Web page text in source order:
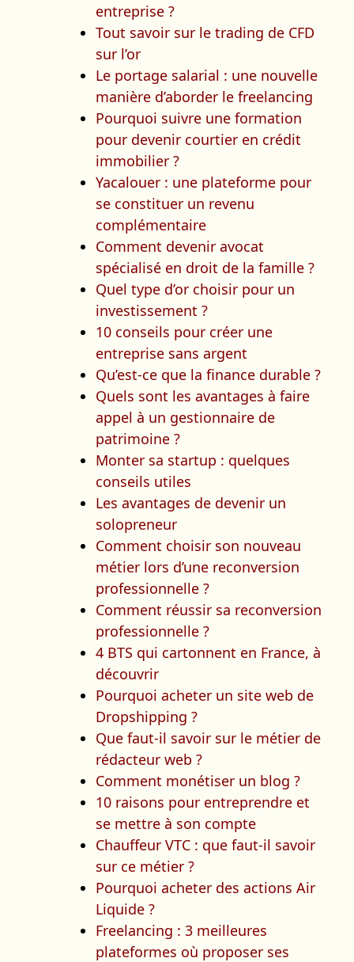
entreprise ?
Tout savoir sur le trading de CFD
sur l’or
Le portage salarial : une nouvelle
manière d’aborder le freelancing
Pourquoi suivre une formation
pour devenir courtier en crédit
immobilier ?
Yacalouer : une plateforme pour
se constituer un revenu
complémentaire
Comment devenir avocat
spécialisé en droit de la famille ?
Quel type d’or choisir pour un
investissement ?
10 conseils pour créer une
entreprise sans argent
Qu’est-ce que la finance durable ?
Quels sont les avantages à faire
appel à un gestionnaire de
patrimoine ?
Monter sa startup : quelques
conseils utiles
Les avantages de devenir un
solopreneur
Comment choisir son nouveau
métier lors d’une reconversion
professionnelle ?
Comment réussir sa reconversion
professionnelle ?
4 BTS qui cartonnent en France, à
découvrir
Pourquoi acheter un site web de
Dropshipping ?
Que faut-il savoir sur le métier de
rédacteur web ?
Comment monétiser un blog ?
10 raisons pour entreprendre et
se mettre à son compte
Chauffeur VTC : que faut-il savoir
sur ce métier ?
Pourquoi acheter des actions Air
Liquide ?
Freelancing : 3 meilleures
plateformes où proposer ses